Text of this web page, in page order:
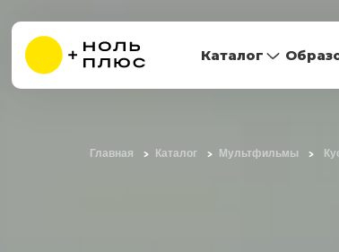
Каталог
Главная Каталог Мультфильмы